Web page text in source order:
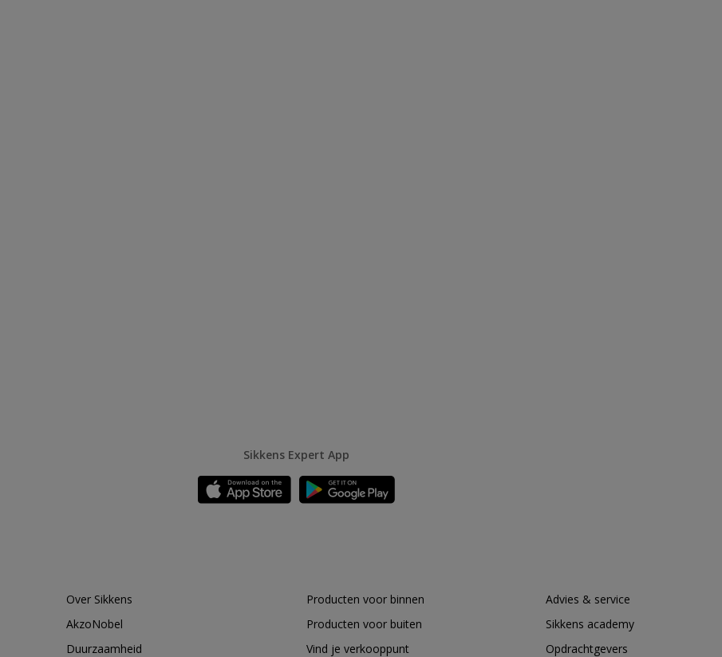
Sikkens Expert App
Over Sikkens
AkzoNobel
Duurzaamheid
Producten voor binnen
Producten voor buiten
Vind je verkooppunt
Advies & service
Sikkens academy
Opdrachtgevers